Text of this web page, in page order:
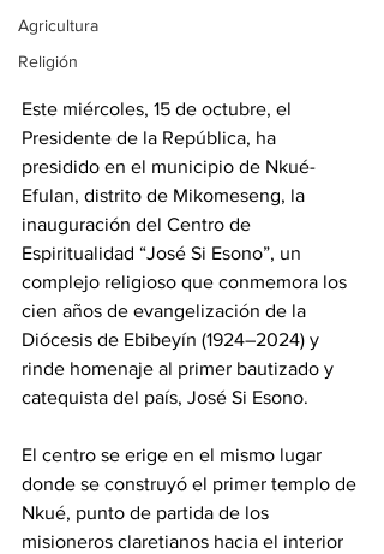
Agricultura
Religión
Este miércoles, 15 de octubre, el
Presidente de la República, ha
presidido en el municipio de Nkué-
Efulan, distrito de Mikomeseng, la
inauguración del Centro de
Espiritualidad “José Si Esono”, un
complejo religioso que conmemora los
cien años de evangelización de la
Diócesis de Ebibeyín (1924–2024) y
rinde homenaje al primer bautizado y
catequista del país, José Si Esono.
El centro se erige en el mismo lugar
donde se construyó el primer templo de
Nkué, punto de partida de los
misioneros claretianos hacia el interior